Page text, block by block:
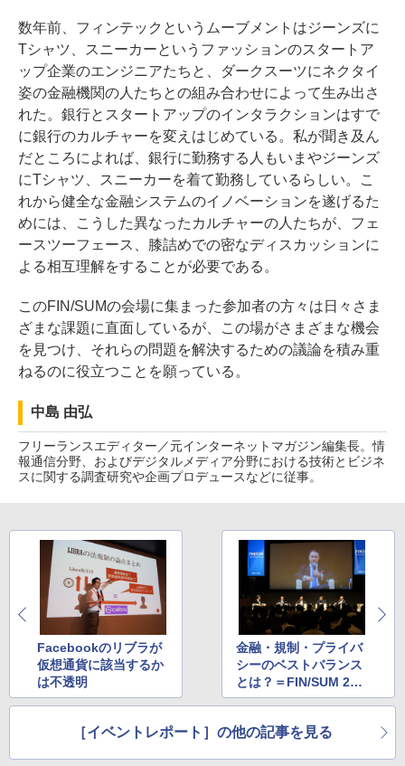
数年前、フィンテックというムーブメントはジーンズに
Tシャツ、スニーカーというファッションのスタートア
ップ企業のエンジニアたちと、ダークスーツにネクタイ
姿の金融機関の人たちとの組み合わせによって生み出さ
れた。銀行とスタートアップのインタラクションはすで
に銀行のカルチャーを変えはじめている。私が聞き及ん
だところによれば、銀行に勤務する人もいまやジーンズ
にTシャツ、スニーカーを着て勤務しているらしい。こ
れから健全な金融システムのイノベーションを遂げるた
めには、こうした異なったカルチャーの人たちが、フェ
ースツーフェース、膝詰めでの密なディスカッションに
よる相互理解をすることが必要である。
このFIN/SUMの会場に集まった参加者の方々は日々さま
ざまな課題に直面しているが、この場がさまざまな機会
を見つけ、それらの問題を解決するための議論を積み重
ねるのに役立つことを願っている。
中島 由弘
フリーランスエディター／元インターネットマガジン編集長。情
報通信分野、およびデジタルメディア分野における技術とビジネ
スに関する調査研究や企画プロデュースなどに従事。
Facebookのリブラが
仮想通貨に該当するか
は不透明
金融・規制・プライバ
シーのベストバランス
とは？＝FIN/SUM 201
9
［イベントレポート］の他の記事を見る